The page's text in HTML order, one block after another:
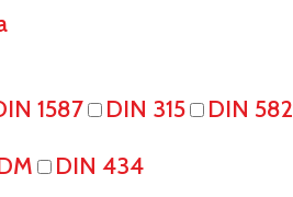
1587 DIN 315 DIN 582
DIN 434